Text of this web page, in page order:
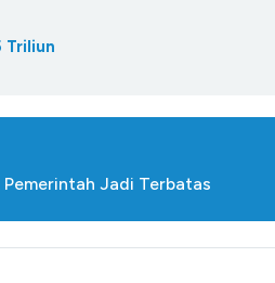
Triliun
Jadi Terbatas